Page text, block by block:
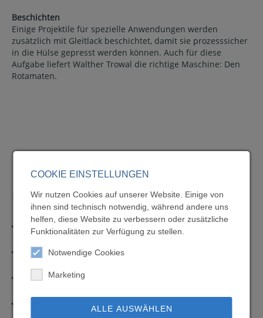
Beschichten
Einige Projektile für spezielle Anwendungen werden
zusätzlich mit Gleitlack beschichtet, damit sie prozesssicher
in die Hülse gepresst werden können. Auch für diese
Aufgabe liefert Walther Trowal die richtige Maschine: Den
Rotamaten.
DOWNLOADS
Produktübersicht
3 MB
CM-Rundvibrator
964 KB
TFM-Trogvibrator
Rotamat
COOKIE EINSTELLUNGEN
Wir nutzen Cookies auf unserer Website. Einige von
ihnen sind technisch notwendig, während andere uns
helfen, diese Website zu verbessern oder zusätzliche
Funktionalitäten zur Verfügung zu stellen.
Notwendige Cookies
Marketing
ALLE AUSWÄHLEN